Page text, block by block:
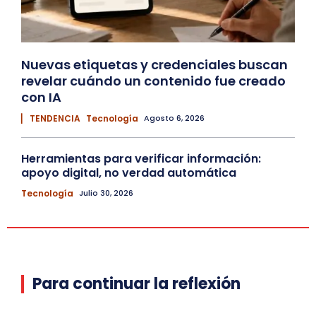
Nuevas etiquetas y credenciales buscan
revelar cuándo un contenido fue creado
con IA
▏ TENDENCIA Tecnología Agosto 6, 2026
Herramientas para verificar información:
apoyo digital, no verdad automática
Tecnología Julio 30, 2026
Para continuar la reflexión